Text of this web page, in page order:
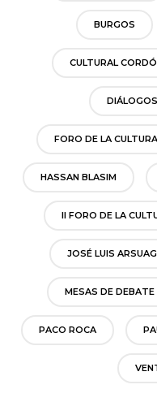
BURGOS
CULTURAL
DIÁLOGOS
FORO DE LA CULTURA
HASSAN BLASIM
II FORO DE LA
JOSÉ LUIS
MESAS DE DEBATE
PACO ROCA